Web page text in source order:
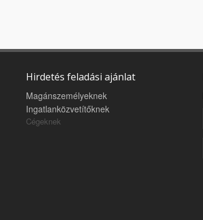
Hirdetés feladási ajánlat
Magánszemélyeknek
Ingatlanközvetítőknek
Cégeknek